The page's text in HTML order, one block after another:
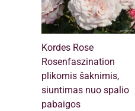
Kordes Rose
Rosenfaszination
plikomis šaknimis,
siuntimas nuo spalio
pabaigos